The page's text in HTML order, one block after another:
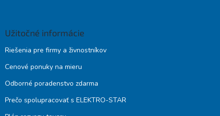
Užitočné informácie
Riešenia pre firmy a živnostníkov
Cenové ponuky na mieru
Odborné poradenstvo zdarma
Prečo spolupracovať s ELEKTRO-STAR